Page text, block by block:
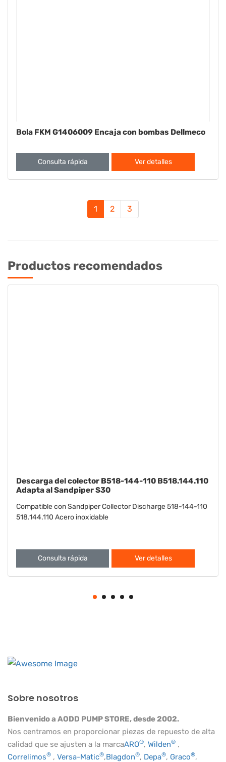
Bola FKM G1406009 Encaja con bombas Dellmeco
Consulta rápida Ver detalles
1 2 3
Productos recomendados
Arandela B901-022-115 B901.022.115 Ajusta la
Sandpiper S15 S20
Compatible con Sandpiper S15 S20 Washer 901-022-115
901.022.115
Consulta rápida Ver detalles
Sobre nosotros
Bienvenido a AODD PUMP STORE, desde 2002.
Nos centramos en proporcionar piezas de repuesto de alta
calidad que se ajusten a la marcaARO®, Wilden® ,
Correlimos® , Versa-Matic®,Blagdon®, Depa®, Graco®,